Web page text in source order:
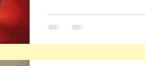
Aber auch in den
gelesen werden. Statt